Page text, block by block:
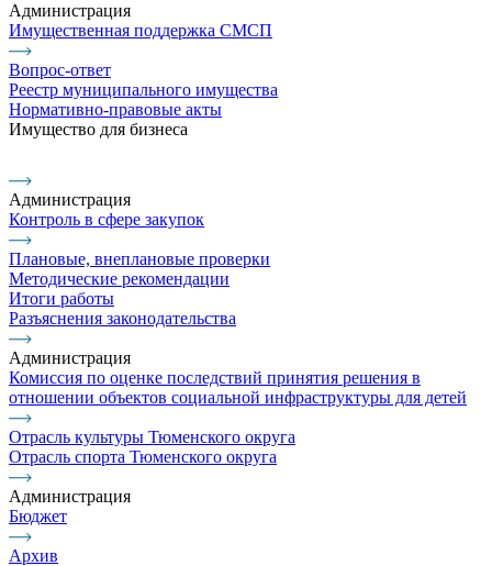
Администрация
Имущественная поддержка СМСП
Вопрос-ответ
Реестр муниципального имущества
Нормативно-правовые акты
Имущество для бизнеса
Администрация
Контроль в сфере закупок
Плановые, внеплановые проверки
Методические рекомендации
Итоги работы
Разъяснения законодательства
Администрация
Комиссия по оценке последствий принятия решения в
отношении объектов социальной инфраструктуры для детей
Отрасль культуры Тюменского округа
Отрасль спорта Тюменского округа
Администрация
Бюджет
Архив